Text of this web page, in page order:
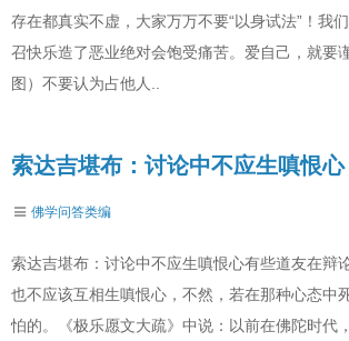
存在都真实不虚，大家万万不要“以身试法”！我
召快乐造了恶业绝对会饱受痛苦。爱自己，就要
图）不要认为占他人..
索达吉堪布：讨论中不应生嗔恨心
佛学问答类编
索达吉堪布：讨论中不应生嗔恨心有些道友在辩
也不应该互相生嗔恨心，不然，若在那种心态中
怕的。《极乐愿文大疏》中说：以前在佛陀时代